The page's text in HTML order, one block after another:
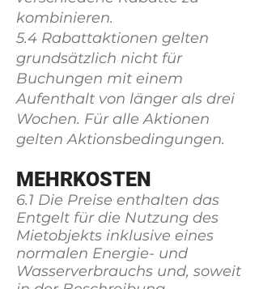
kombinieren.
5.4 Rabattaktionen gelten
grundsätzlich nicht für
Buchungen mit einem
Aufenthalt von länger als drei
Wochen. Für alle Aktionen
gelten Aktionsbedingungen.
MEHRKOSTEN
6.1 Die Preise enthalten das
Entgelt für die Nutzung des
Mietobjekts inklusive eines
normalen Energie- und
Wasserverbrauchs und, soweit